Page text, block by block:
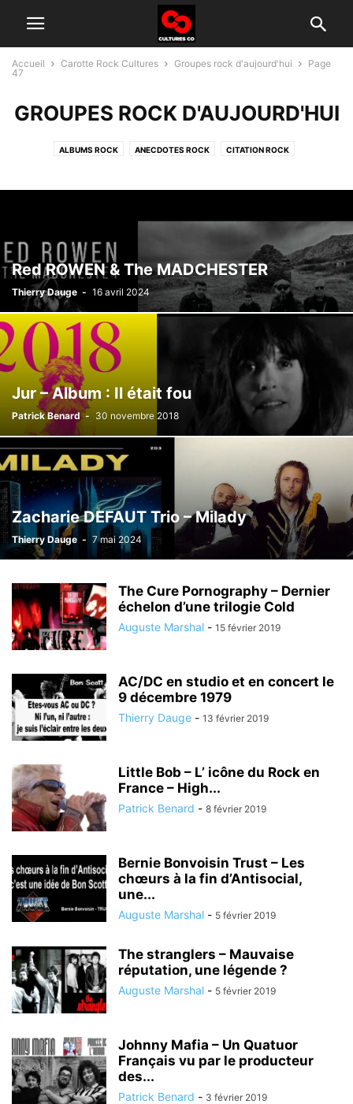
Accueil Carotte Rock Cultures Groupes rock d'aujourd'hui
Page
47
GROUPES ROCK D'AUJOURD'HUI
ALBUMS ROCK ANECDOTES ROCK CITATION ROCK
TÉLÉ ROCK
Red ROWEN & The MADCHESTER
Thierry Dauge - 16 avril 2024
Jur – Album : Il était fou
Patrick Benard - 30 novembre 2018
Zacharie DEFAUT Trio – Milady
Thierry Dauge - 7 mai 2024
The Cure Pornography – Dernier
échelon d’une trilogie Cold
Auguste Marshal - 15 février 2019
AC/DC en studio et en concert le
9 décembre 1979
Thierry Dauge - 13 février 2019
Little Bob – L’ icône du Rock en
France – High...
Patrick Benard - 8 février 2019
Bernie Bonvoisin Trust – Les
chœurs à la fin d’Antisocial,
une...
Auguste Marshal - 5 février 2019
The stranglers – Mauvaise
réputation, une légende ?
Auguste Marshal - 5 février 2019
Johnny Mafia – Un Quatuor
Français vu par le producteur
des...
Patrick Benard - 3 février 2019